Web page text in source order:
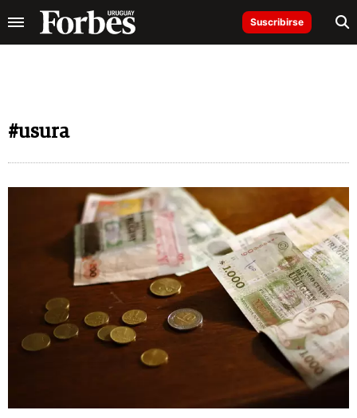
Suscribirse
#usura